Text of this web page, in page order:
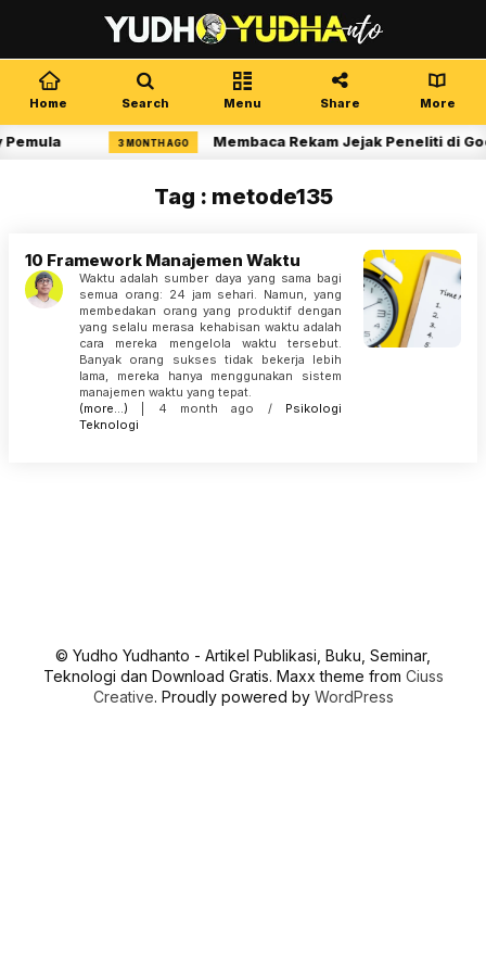
Home Search Menu Share More
3 MONTH AGO Membaca Rekam Jejak Peneliti di
Tag : metode135
10 Framework Manajemen Waktu
Waktu adalah sumber daya yang sama bagi
semua orang: 24 jam sehari. Namun, yang
membedakan orang yang produktif dengan
yang selalu merasa kehabisan waktu adalah
cara mereka mengelola waktu tersebut.
Banyak orang sukses tidak bekerja lebih
lama, mereka hanya menggunakan sistem
manajemen waktu yang tepat.
(more…) | 4 month ago / Psikologi
Teknologi
© Yudho Yudhanto - Artikel Publikasi, Buku, Seminar,
Teknologi dan Download Gratis. Maxx theme from Ciuss
Creative. Proudly powered by WordPress